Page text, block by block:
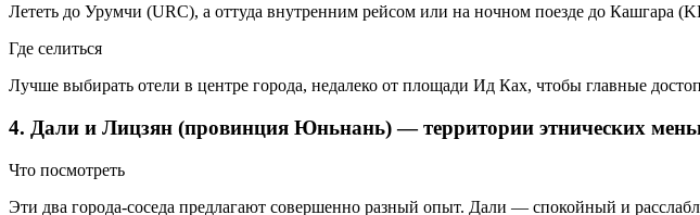
Лететь до Урумчи (URC), а оттуда внутренним рейсом или на ночном поезде до Кашгара
Где селиться
Лучше выбирать отели в центре города, недалеко от площади Ид Ках, чтобы главные
4. Дали и Лицзян (провинция Юньнань) — территории этнических
Что посмотреть
Эти два города-соседа предлагают совершенно разный опыт. Дали — спокойный и